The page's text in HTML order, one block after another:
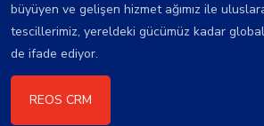
büyüyen ve gelişen hizmet ağımız ile
tescillerimiz, yereldeki gücümüz kadar
de ifade ediyor.
REOS CRM